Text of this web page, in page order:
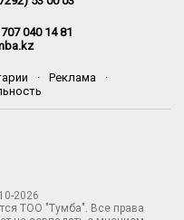
040 14 81
· Реклама
·
2026
ТОО "Тумба". Все права